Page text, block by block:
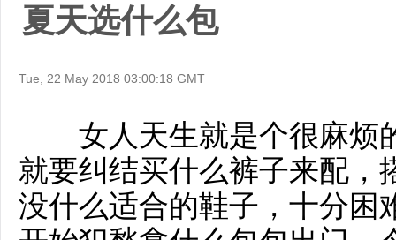
夏天选什么包
Tue, 22 May 2018 03:00:18 GMT
女人天生就是个很麻烦
就要纠结买什么裤子来配，
没什么适合的鞋子，十分困